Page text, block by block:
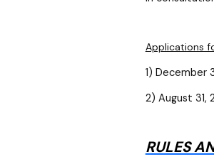
Applications
1) December
2) August
RULES